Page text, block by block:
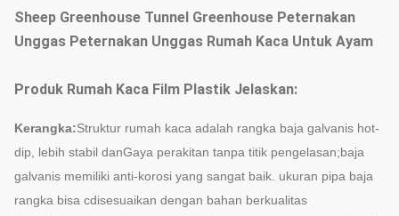
Sheep Greenhouse Tunnel Greenhouse Peternakan
Unggas Peternakan Unggas Rumah Kaca Untuk Ayam
Produk Rumah Kaca Film Plastik Jelaskan:
Kerangka:Struktur rumah kaca adalah rangka baja galvanis hot-
dip, lebih stabil danGaya perakitan tanpa titik pengelasan;baja
galvanis memiliki anti-korosi yang sangat baik. ukuran pipa baja
rangka bisa cdisesuaikan dengan bahan berkualitas